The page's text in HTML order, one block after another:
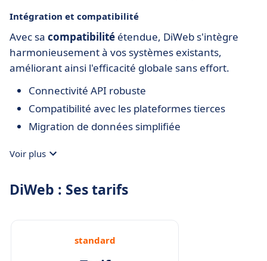
Intégration et compatibilité
Avec sa compatibilité étendue, DiWeb s'intègre
harmonieusement à vos systèmes existants,
améliorant ainsi l'efficacité globale sans effort.
Connectivité API robuste
Compatibilité avec les plateformes tierces
Migration de données simplifiée
Voir plus
DiWeb : Ses tarifs
standard